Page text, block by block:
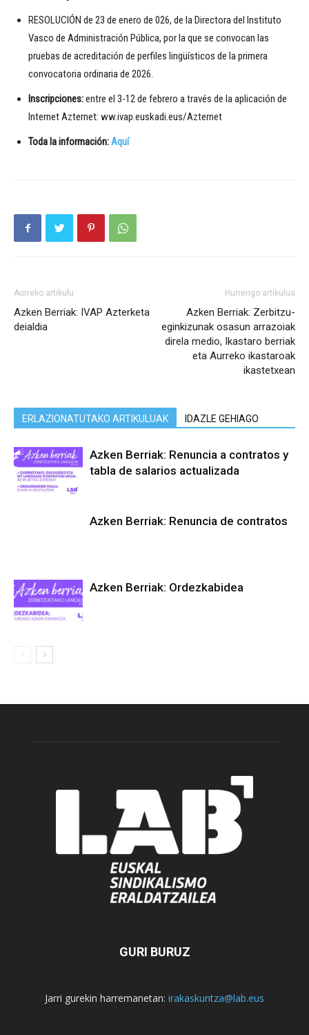
RESOLUCIÓN de 23 de enero de 026, de la Directora del Instituto
Vasco de Administración Pública, por la que se convocan las
pruebas de acreditación de perfiles lingüísticos de la primera
convocatoria ordinaria de 2026.
Inscripciones:entre el 3-12 de febrero a través de la aplicación de
Internet Azternet: ww.ivap.euskadi.eus/Azternet
Toda la información:Aquí
Aurreko artikulu
Azken Berriak: IVAP Azterketa
deialdia
Hurrengo artikulua
Azken Berriak: Zerbitzu-
eginkizunak osasun arrazoiak
direla medio, Ikastaro berriak
eta Aurreko ikastaroak
ikastetxean
ERLAZIONATUTAKO ARTIKULUAK IDAZLE GEHIAGO
Azken Berriak: Renuncia a contratos y
tabla de salarios actualizada
Azken Berriak: Renuncia de contratos
Azken Berriak: Ordezkabidea
GURI BURUZ
Jarri gurekin harremanetan: irakaskuntza@lab.eus